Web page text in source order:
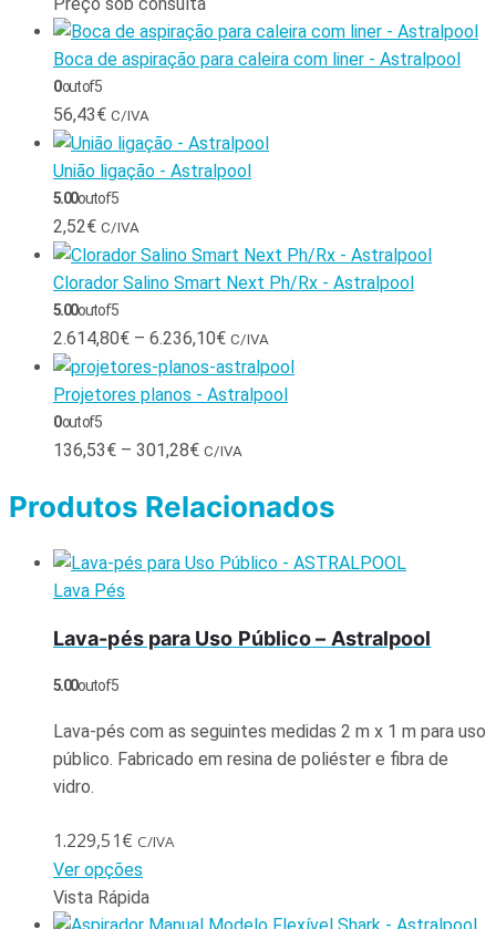
Boca de aspiração para caleira com liner - Astralpool
0out of 5
56,43€ C/IVA
União ligação - Astralpool
5.00out of 5
2,52€ C/IVA
Clorador Salino Smart Next Ph/Rx - Astralpool
5.00out of 5
2.614,80€ – 6.236,10€ C/IVA
Projetores planos - Astralpool
0out of 5
136,53€ – 301,28€ C/IVA
Produtos Relacionados
Lava Pés
Lava-pés para Uso Público – Astralpool
5.00out of 5
Lava-pés com as seguintes medidas 2 m x 1 m para uso
público. Fabricado em resina de poliéster e fibra de
vidro.
1.229,51€ C/IVA
Ver opções
Vista Rápida